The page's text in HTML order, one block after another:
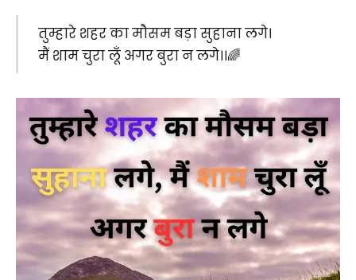
तुम्हारे शहर का मौसम बड़ा सुहाना लगे।
मैं शाम चुरा लूँ अगर बुरा न लगे।।🌈